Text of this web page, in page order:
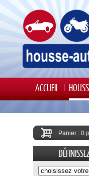
ACCUEIL
Panier : 0